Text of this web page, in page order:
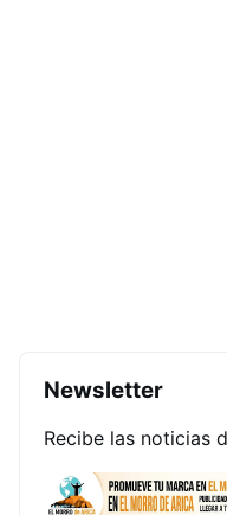
Newsletter
Recibe las noticias